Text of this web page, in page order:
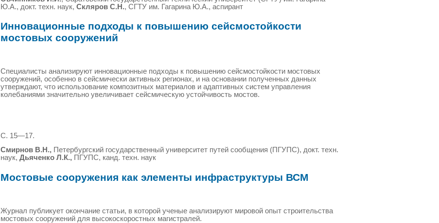
Ю.А., докт. техн. наук, Скляров С.Н., СГТУ им. Гагарина Ю.А., аспирант
Инновационные подходы к повышению сейсмостойкости
мостовых сооружений
Специалисты анализируют инновационные подходы к повышению сейсмостойкости мостовых
сооружений, особенно в сейсмически активных регионах, и на основании полученных данных
утверждают, что использование композитных материалов и адаптивных систем управления
колебаниями значительно увеличивает сейсмическую устойчивость мостов.
С. 15—17.
Смирнов В.Н., Петербургский государственный университет путей сообщения (ПГУПС), докт. техн.
наук, Дьяченко Л.К., ПГУПС, канд. техн. наук
Мостовые сооружения как элементы инфраструктуры ВСМ
Журнал публикует окончание статьи, в которой ученые анализируют мировой опыт строительства
мостовых сооружений для высокоскоростных магистралей.